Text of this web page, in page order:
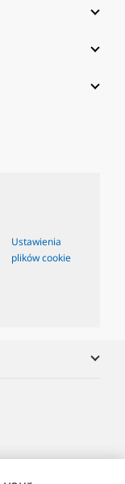
Ustawienia
plików cookie